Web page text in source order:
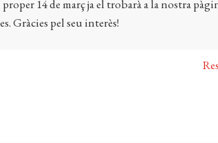
14 de març ja el trobarà a la nostra
Gràcies pel seu interès!